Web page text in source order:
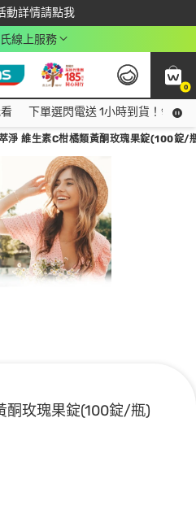
動詳情請點我
最高回饋$350
線上服務
0
下單選閃電送 1小時到貨！領神
淨 維生素C柑橘類黃酮玫瑰果錠(100錠/
酮玫瑰果錠(100錠/瓶)